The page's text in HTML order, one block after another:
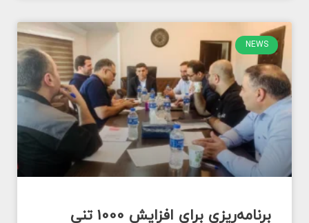
NEWS
برنامه‌ریزی برای افزایش 1000 تنی